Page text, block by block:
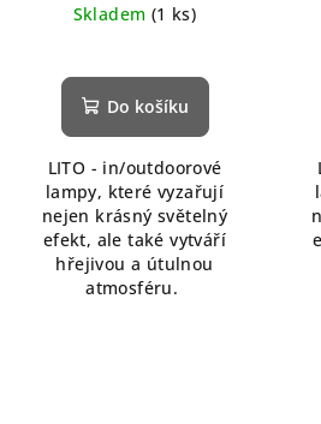
Skladem (1 ks)
Do košíku
LITO - in/outdoorové
lampy, které vyzařují
nejen krásný světelný
efekt, ale také vytváří
hřejivou a útulnou
atmosféru.